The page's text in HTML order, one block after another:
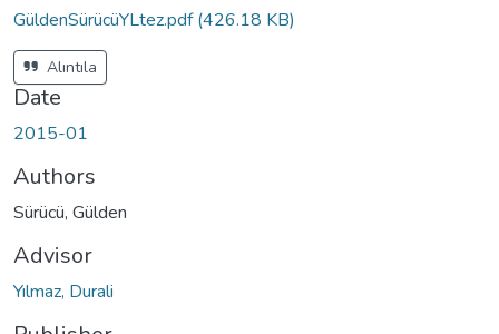
GüldenSürücüYLtez.pdf(426.18 KB)
Alıntıla
Date
2015-01
Authors
Sürücü, Gülden
Advisor
Yılmaz, Durali